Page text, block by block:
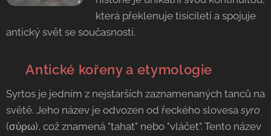
která překlenuje tisíciletí a spojuje
antický svět se současností.
🏛️ Antické kořeny a etymologie
Syrtos je jedním z nejstarších zaznamenaných tanců na
světě. Jeho název je odvozen od řeckého slovesa syro
(σύρω), což znamená "tahat" nebo "vláčet". Tento název